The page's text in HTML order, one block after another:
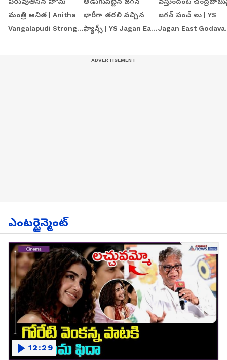
మంత్రి అనిత | Anitha
Vangalapudi Strong
భారీగా తరలి వచ్చిన
ఫ్యాన్స్ | YS Jagan East
జగన్ పంచ్ లు | YS
Jagan East
ఎంటర్టైన్మెంట్
12:29